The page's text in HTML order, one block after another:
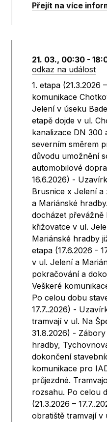
Přejít na více
21. 03., 00:30 -
odkaz na událost
1. etapa (21.3.2026
komunikace
Jelení v úseku
etapě dojde v ul.
kanalizace DN 300
severním směrem
důvodu umožnění
automobilové
16.6.2026) -
Brusnice x Jelení
a Mariánské
docházet
křižovatce v ul.
Mariánské hradby
etapa (17.6.2026 -
v ul. Jelení a
pokračování a
Veškeré
Po celou dobu
17.7..2026) -
tramvají v ul. Na
31.8.2026) -
hradby,
dokončení
komunikace pro
průjezdné.
rozsahu. Po celou
(21.3.2026 –
obratiště tramvají v